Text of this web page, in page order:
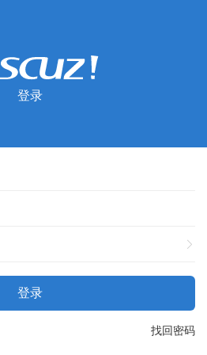
登录
登录
找回密码